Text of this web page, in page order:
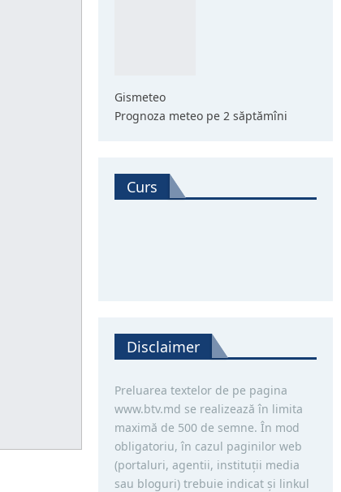
Gismeteo
Prognoza meteo pe 2 săptămîni
Curs
Disclaimer
Preluarea textelor de pe pagina
www.btv.md se realizează în limita
maximă de 500 de semne. În mod
obligatoriu, în cazul paginilor web
(portaluri, agentii, instituţii media
sau bloguri) trebuie indicat şi linkul